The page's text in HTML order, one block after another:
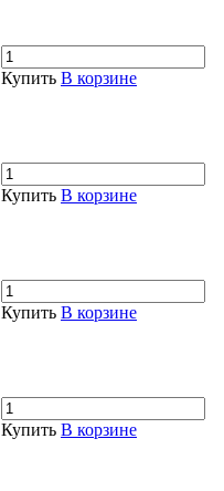
Купить В корзине
Купить В корзине
Купить В корзине
Купить В корзине